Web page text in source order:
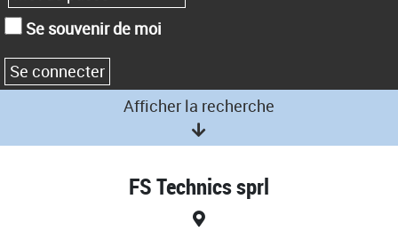
Se souvenir de moi
Afficher la recherche
FS Technics sprl